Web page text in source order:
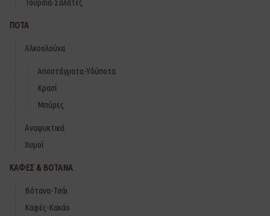
ΠΟΤΑ
Αλκοολούχα
Αποστάγματα-Υδύποτα
Κρασί
Μπύρες
Αναψυκτικά
Χυμοί
ΚΑΦΕΣ & ΒΟΤΑΝΑ
Βότανα-Τσάι
Καφές-Κακάο